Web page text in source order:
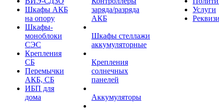
Шкафы АКБ
на опору
Шкафы-
моноблоки
СЭС
Крепления
СБ
Перемычки
АКБ, СБ
ИБП для
дома
заряда/разряда
АКБ
Шкафы стеллажи
аккумуляторные
Крепления
солнечных
панелей
Аккумуляторы
Услуги